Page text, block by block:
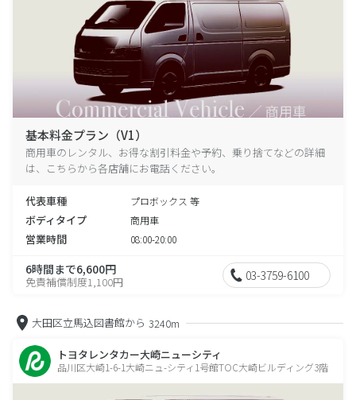
基本料金プラン（V1）
商用車のレンタル、お得な割引料金や予約、乗り捨てなどの詳細
は、こちらから各店舗にお電話ください。
代表車種 プロボックス 等
ボディタイプ 商用車
営業時間 08:00-20:00
6時間まで6,600円
免責補償制度1,100円 03-3759-6100
大田区立馬込図書館から 3240m
トヨタレンタカー大崎ニューシティ
品川区大崎1-6-1大崎ニュ-シティ1号館TOC大崎ビルディング3階